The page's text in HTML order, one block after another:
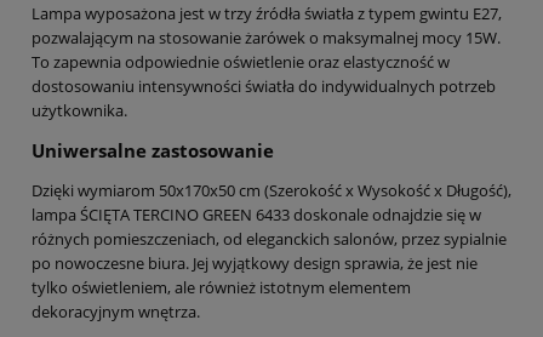
Lampa wyposażona jest w trzy źródła światła z typem gwintu E27,
pozwalającym na stosowanie żarówek o maksymalnej mocy 15W.
To zapewnia odpowiednie oświetlenie oraz elastyczność w
dostosowaniu intensywności światła do indywidualnych potrzeb
użytkownika.
Uniwersalne zastosowanie
Dzięki wymiarom 50x170x50 cm (Szerokość x Wysokość x Długość),
lampa ŚCIĘTA TERCINO GREEN 6433 doskonale odnajdzie się w
różnych pomieszczeniach, od eleganckich salonów, przez sypialnie
po nowoczesne biura. Jej wyjątkowy design sprawia, że jest nie
tylko oświetleniem, ale również istotnym elementem
dekoracyjnym wnętrza.